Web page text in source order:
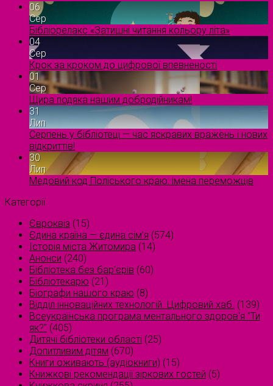
06
Сер
Бібліорелакс «Затишні читання кольору літа»
04
Сер
Крок за кроком до цифрової впевненості
01
Сер
Щира подяка нашим добродійникам!
31
Лип
Серпень у бібліотеці — час яскравих вражень і нових
відкриттів!
30
Лип
Медовий код Поліського краю: імена переможців
Категорії
Євроквіз (15)
Єдина країна — єдина сім’я (574)
Історія міста Житомира (14)
Анонси (240)
Бібліотека без бар'єрів (60)
Бібліотекарю (21)
Біографи нашого краю (8)
Відділ інноваційних технологій. Цифровий хаб. (139)
Всеукраїнська програма ментального здоров'я "Ти
як?" (405)
Дитячі бібліотеки області (25)
Допитливим дітям (670)
Книги оживають (аудіокниги) (15)
Книжкові рекомендації зіркових гостей (5)